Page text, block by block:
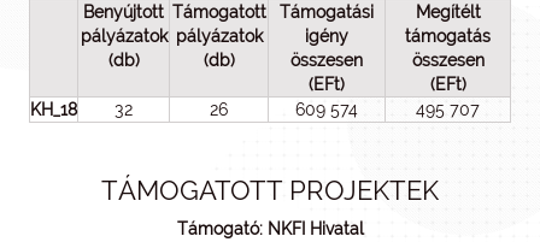
Benyújtott
pályázatok
(db)
Támogatott
pályázatok
(db)
Támogatási
igény
összesen
(EFt)
Megítélt
támogatás
összesen
(EFt)
KH_18
32 26 609 574 495 707
TÁMOGATOTT PROJEKTEK
Támogató: NKFI Hivatal